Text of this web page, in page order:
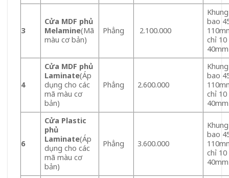
3
Cửa MDF phủ
Melamine(Mã
màu cơ bản)
Phẳng 2.100.000
Khung
bao
chỉ 10
40mm
4
Cửa MDF phủ
Laminate(Áp
dụng cho các
mã màu cơ
bản)
Phẳng 2.600.000
Khung
bao
chỉ 10
40mm
6
Cửa Plastic
phủ
Laminate(Áp
dụng cho các
mã màu cơ
bản)
Phẳng 3.600.000
Khung
bao
chỉ 10
40mm